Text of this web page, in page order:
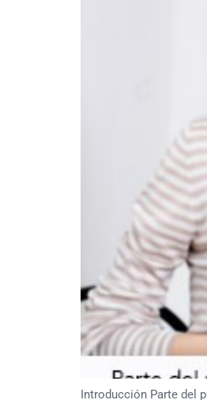
Introducción Parte del